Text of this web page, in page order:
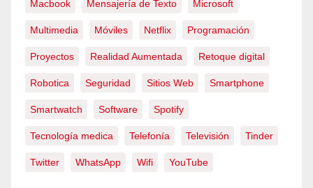
Macbook Mensajería de Texto Microsoft
Multimedia Móviles Netflix Programación
Proyectos Realidad Aumentada Retoque digital
Robotica Seguridad Sitios Web Smartphone
Smartwatch Software Spotify
Tecnología medica Telefonía Televisión Tinder
Twitter WhatsApp Wifi YouTube